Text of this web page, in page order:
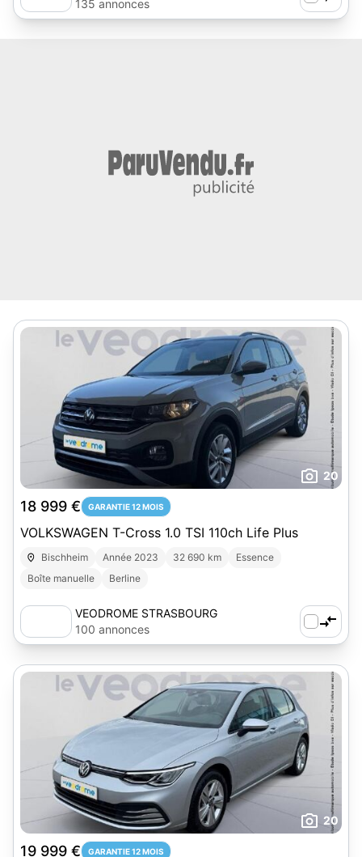
135 annonces
20
18 999 € GARANTIE 12 MOIS
VOLKSWAGEN T-Cross 1.0 TSI 110ch Life Plus
Bischheim Année 2023 32 690 km
Essence
Boîte manuelle
Berline
VEODROME STRASBOURG
100 annonces
20
19 999 € GARANTIE 12 MOIS